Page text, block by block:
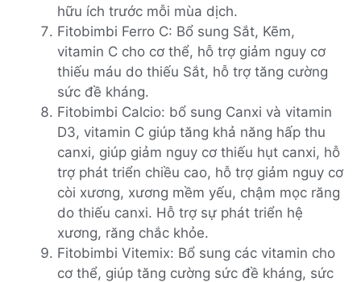
hữu ích trước mỗi mùa dịch.
Fitobimbi Ferro C: Bổ sung Sắt, Kẽm,
vitamin C cho cơ thể, hỗ trợ giảm nguy cơ
thiếu máu do thiếu Sắt, hỗ trợ tăng cường
sức đề kháng.
Fitobimbi Calcio: bổ sung Canxi và vitamin
D3, vitamin C giúp tăng khả năng hấp thu
canxi, giúp giảm nguy cơ thiếu hụt canxi, hỗ
trợ phát triển chiều cao, hỗ trợ giảm nguy cơ
còi xương, xương mềm yếu, chậm mọc răng
do thiếu canxi. Hỗ trợ sự phát triển hệ
xương, răng chắc khỏe.
Fitobimbi Vitemix: Bổ sung các vitamin cho
cơ thể, giúp tăng cường sức đề kháng, sức